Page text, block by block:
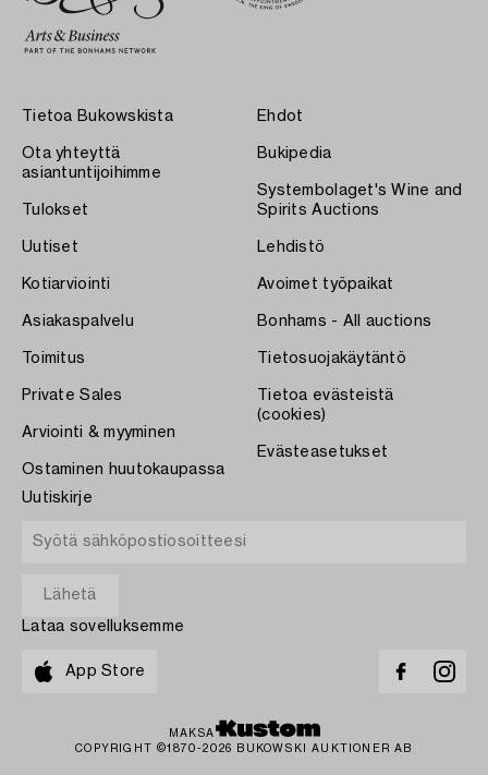
Tietoa Bukowskista
Ota yhteyttä
asiantuntijoihimme
Tulokset
Uutiset
Kotiarviointi
Asiakaspalvelu
Toimitus
Private Sales
Arviointi & myyminen
Ostaminen huutokaupassa
Ehdot
Bukipedia
Systembolaget's Wine and
Spirits Auctions
Lehdistö
Avoimet työpaikat
Bonhams - All auctions
Tietosuojakäytäntö
Tietoa evästeistä
(cookies)
Evästeasetukset
Uutiskirje
Lataa sovelluksemme
App Store
MAKSA
COPYRIGHT ©1870-2026 BUKOWSKI AUKTIONER AB